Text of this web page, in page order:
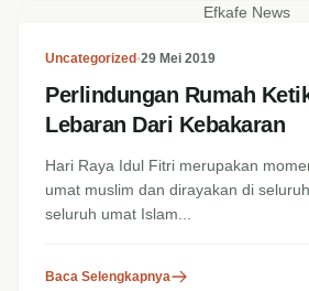
Efkafe News
Uncategorized•29 Mei 2019
Perlindungan Rumah
Lebaran Dari Kebakaran
Hari Raya Idul Fitri merupakan
umat muslim dan dirayakan di
seluruh umat Islam...
Baca Selengkapnya